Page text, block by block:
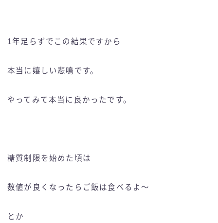
1年足らずでこの結果ですから
本当に嬉しい悲鳴です。
やってみて本当に良かったです。
糖質制限を始めた頃は
数値が良くなったらご飯は食べるよ〜
とか